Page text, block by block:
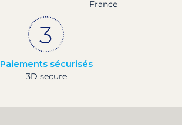
France
Paiements sécurisés
3D secure